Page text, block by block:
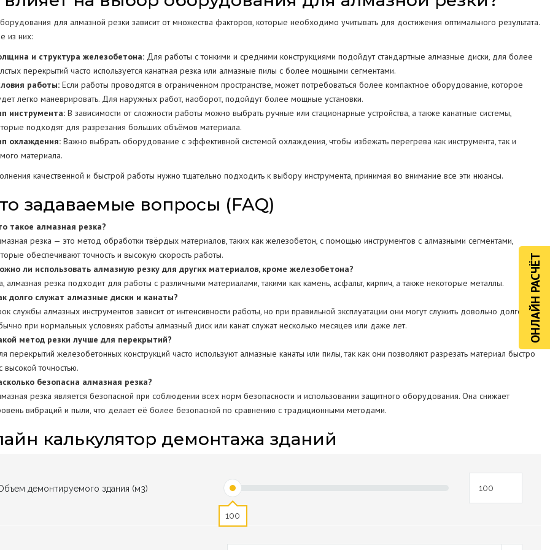
ОНЛАЙН РАСЧЁТ
для алмазной резки зависит от множества факторов, которые необходимо учитывать для достижения оптимального результата.
из них:
и структура железобетона: Для работы с тонкими и средними конструкциями подойдут стандартные алмазные диски, для более
перекрытий часто используется канатная резка или алмазные пилы с более мощными сегментами.
работы: Если работы проводятся в ограниченном пространстве, может потребоваться более компактное оборудование, которое
легко маневрировать. Для наружных работ, наоборот, подойдут более мощные установки.
инструмента: В зависимости от сложности работы можно выбрать ручные или стационарные устройства, а также канатные системы,
подходят для разрезания больших объёмов материала.
охлаждения: Важно выбрать оборудование с эффективной системой охлаждения, чтобы избежать перегрева как инструмента, так и
материала.
качественной и быстрой работы нужно тщательно подходить к выбору инструмента, принимая во внимание все эти нюансы.
задаваемые вопросы (FAQ)
такое алмазная резка?
резка — это метод обработки твёрдых материалов, таких как железобетон, с помощью инструментов с алмазными сегментами,
обеспечивают точность и высокую скорость работы.
ли использовать алмазную резку для других материалов, кроме железобетона?
алмазная резка подходит для работы с различными материалами, такими как камень, асфальт, кирпич, а также некоторые металлы.
долго служат алмазные диски и канаты?
службы алмазных инструментов зависит от интенсивности работы, но при правильной эксплуатации они могут служить довольно долго.
при нормальных условиях работы алмазный диск или канат служат несколько месяцев или даже лет.
метод резки лучше для перекрытий?
перекрытий железобетонных конструкций часто используют алмазные канаты или пилы, так как они позволяют разрезать материал быстро
высокой точностью.
безопасна алмазная резка?
резка является безопасной при соблюдении всех норм безопасности и использовании защитного оборудования. Она снижает
вибраций и пыли, что делает её более безопасной по сравнению с традиционными методами.
калькулятор демонтажа зданий
демонтируемого здания (м3)
100